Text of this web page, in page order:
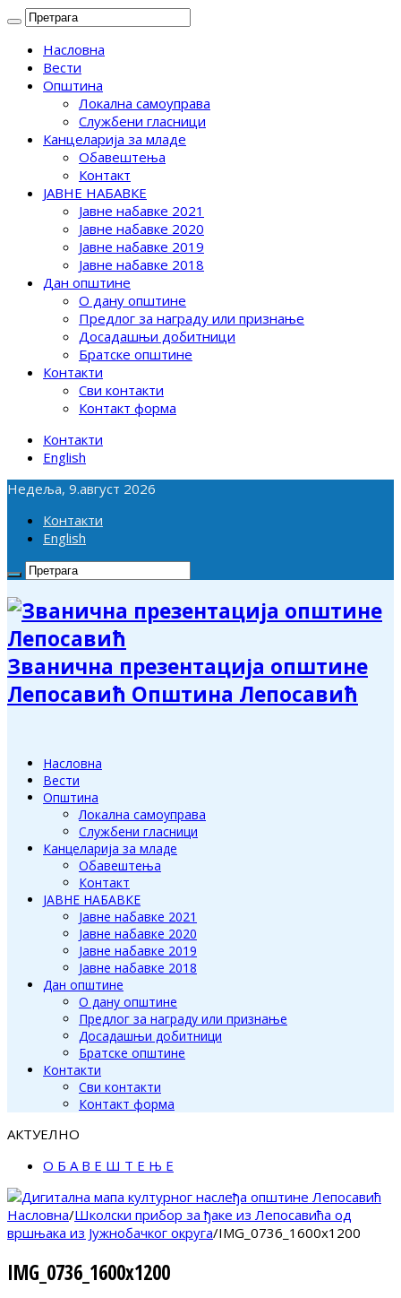
Насловна
Вести
Општина
Локална самоуправа
Службени гласници
Канцеларија за младе
Обавештења
Контакт
ЈАВНЕ НАБАВКЕ
Јавне набавке 2021
Јавне набавке 2020
Јавне набавке 2019
Јавне набавке 2018
Дан општине
О дану општине
Предлог за награду или признање
Досадашњи добитници
Братске општине
Контакти
Сви контакти
Контакт форма
Контакти
English
Недеља, 9.август 2026
Контакти
English
Званична презентација општине
Лепосавић Општина Лепосавић
Насловна
Вести
Општина
Локална самоуправа
Службени гласници
Канцеларија за младе
Обавештења
Контакт
ЈАВНЕ НАБАВКЕ
Јавне набавке 2021
Јавне набавке 2020
Јавне набавке 2019
Јавне набавке 2018
Дан општине
О дану општине
Предлог за награду или признање
Досадашњи добитници
Братске општине
Контакти
Сви контакти
Контакт форма
АКТУЕЛНО
О Б А В Е Ш Т Е Њ Е
Насловна/Школски прибор за ђаке из Лепосавића од
вршњака из Јужнобачког округа/IMG_0736_1600x1200
IMG_0736_1600x1200